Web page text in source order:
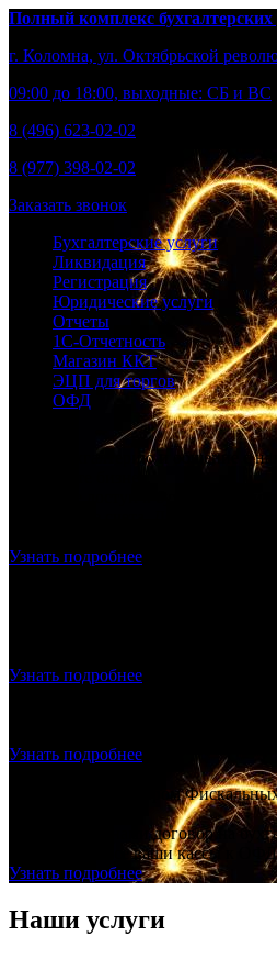
Полный комплекс бухгалтерских
г. Коломна, ул. Октябрьской
09:00 до 18:00, выходные: СБ и ВС
8 (496) 623-02-02
8 (977) 398-02-02
Заказать звонок
Бухгалтерские услуги
Ликвидация
Регистрация
Юридические услуги
Отчеты
1С-Отчетность
Магазин ККТ
ЭЦП для торгов
ОФД
Берем бухгалтерию и общение с
Получите доступ к бухгалтерской
выставляете счета. Делайте акты,
Узнать подробнее
Узнать подробнее
Узнать подробнее
Договор с Оператором
Заключаете с нами договор на
подключаем все ваши кассы к
Узнать подробнее
Наши услуги